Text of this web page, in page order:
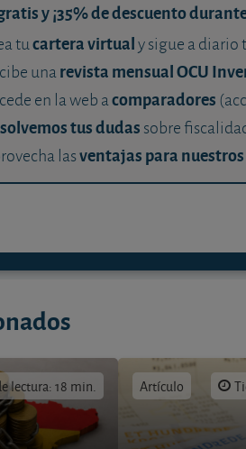
y ¡35% de descuento
tucartera virtualy sigue a diario
unarevista mensual OCU
en la web acomparadores
tus dudas sobre
lasventajas para nuestros
lectura: 18 min. Artículo